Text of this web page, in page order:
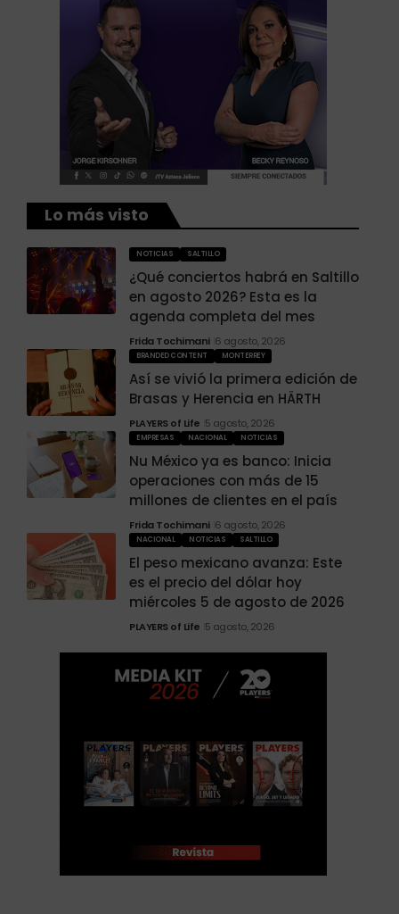
Lo más visto
NOTICIAS SALTILLO
¿Qué conciertos habrá en Saltillo
en agosto 2026? Esta es la
agenda completa del mes
Frida Tochimani 6 agosto, 2026
BRANDED CONTENT MONTERREY
Así se vivió la primera edición de
Brasas y Herencia en HÄRTH
PLAYERS of Life 5 agosto, 2026
EMPRESAS NACIONAL NOTICIAS
Nu México ya es banco: Inicia
operaciones con más de 15
millones de clientes en el país
Frida Tochimani 6 agosto, 2026
NACIONAL NOTICIAS SALTILLO
El peso mexicano avanza: Este
es el precio del dólar hoy
miércoles 5 de agosto de 2026
PLAYERS of Life 5 agosto, 2026